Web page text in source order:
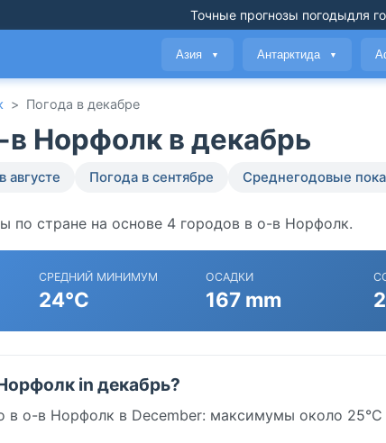
Точные прогнозы погодыдля
Азия ▼ Антарктида ▼
> Погода в декабре
в Норфолк в декабрь
августе Погода в сентябре Среднегодовые
по стране на основе 4 городов в о-в Норфолк.
СРЕДНИЙ МИНИМУМ
24°C
ОСАДКИ
167 mm
in декабрь?
в о-в Норфолк в December: максимумы около 25°C